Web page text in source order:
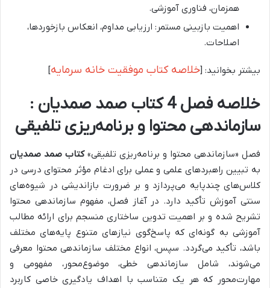
همزمان، فناوری آموزشی.
اهمیت بازبینی مستمر: ارزیابی مداوم، انعکاس بازخوردها،
اصلاحات.
بیشتر بخوانید: [خلاصه کتاب موفقیت خانه سرمایه]
خلاصه فصل 4 کتاب صمد صمدیان :
سازماندهی محتوا و برنامه‌ریزی تلفیقی
فصل «سازماندهی محتوا و برنامه‌ریزی تلفیقی»کتاب صمد صمدیان
به تبیین راهبردهای علمی و عملی برای ادغام مؤثر محتوای درسی در
کلاس‌های چندپایه می‌پردازد و بر ضرورت بازاندیشی در شیوه‌های
سنتی آموزشتأکید دارد. در آغاز فصل، مفهوم سازماندهی محتوا
تشریح شده و بر اهمیت تدوین ساختاری منسجم برای ارائه مطالب
آموزشی به گونه‌ای که پاسخ‌گوی نیازهای متنوع پایه‌های مختلف
باشد، تأکید می‌گردد. سپس، انواع مختلف سازماندهی محتوا معرفی
می‌شوند،شامل سازماندهی خطی، موضوع‌محور، مفهومی و
مهارت‌محور که هر یک متناسب با اهداف یادگیری خاصی کاربرد